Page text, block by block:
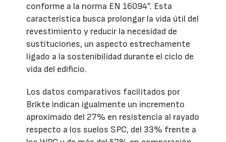
conforme a la norma EN 16094”. Esta
característica busca prolongar la vida útil del
revestimiento y reducir la necesidad de
sustituciones, un aspecto estrechamente
ligado a la sostenibilidad durante el ciclo de
vida del edificio.
Los datos comparativos facilitados por
Brikte indican igualmente un incremento
aproximado del 27% en resistencia al rayado
respecto a los suelos SPC, del 33% frente a